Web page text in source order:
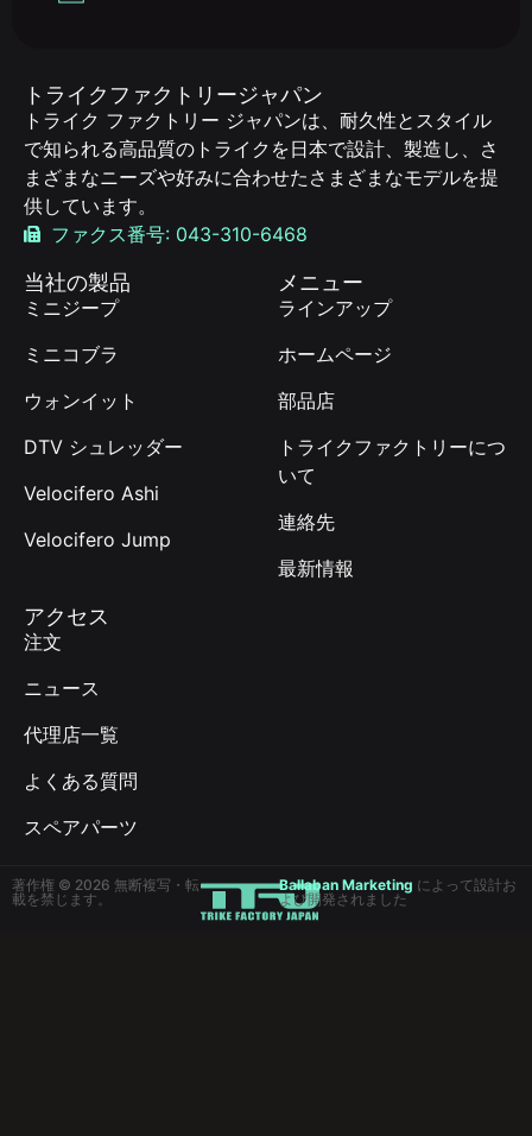
当社の製品
ミニジープ
ミニコブラ
ウォンイット
DTV シュレッダー
Velocifero Ashi
Velocifero Jump
メニュー
ラインアップ
ホームページ
部品店
トライクファクトリーにつ
いて
連絡先
最新情報
アクセス
注文
ニュース
代理店一覧
よくある質問
スペアパーツ
トライクファクトリージャパン
トライク ファクトリー ジャパンは、耐久性とスタイル
で知られる高品質のトライクを日本で設計、製造し、さ
まざまなニーズや好みに合わせたさまざまなモデルを提
供しています。
ファクス番号: 043-310-6468
著作権 © 2026 無断複写・転
載を禁じます。
Ballaban Marketing によって設計お
よび開発されました